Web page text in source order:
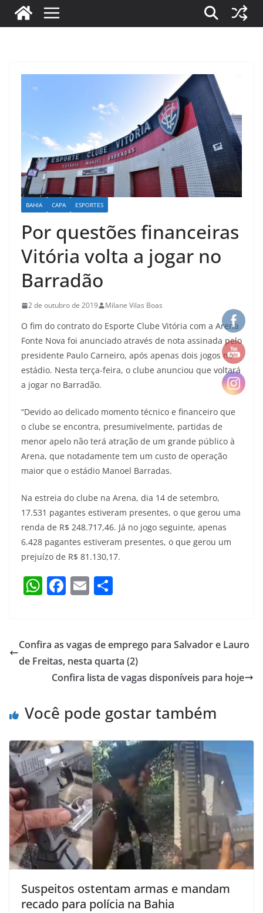
BAHIA CAPA ESPORTES
Por questões financeiras
Vitória volta a jogar no
Barradão
2 de outubro de 2019 Milane Vilas Boas
O fim do contrato do Esporte Clube Vitória com a Arena
Fonte Nova foi anunciado através de nota assinada pelo
presidente Paulo Carneiro, após apenas dois jogos no
estádio. Nesta terça-feira, o clube anunciou que voltará
a jogar no Barradão.
“Devido ao delicado momento técnico e financeiro que
o clube se encontra, presumivelmente, partidas de
menor apelo não terá atração de um grande público à
Arena, que notadamente tem um custo de operação
maior que o estádio Manoel Barradas.
Na estreia do clube na Arena, dia 14 de setembro,
17.531 pagantes estiveram presentes, o que gerou uma
renda de R$ 248.717,46. Já no jogo seguinte, apenas
6.428 pagantes estiveram presentes, o que gerou um
prejuízo de R$ 81.130,17.
W
s
A
p
F
e
b
o
k
E
l e
Confira as vagas de emprego para Salvador e Lauro
de Freitas, nesta quarta (2)
Confira lista de vagas disponíveis para hoje
Você pode gostar também
Suspeitos ostentam armas e mandam
recado para polícia na Bahia